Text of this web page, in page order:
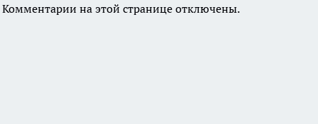
Комментарии на этой странице отключены.